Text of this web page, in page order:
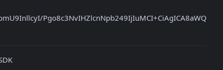
Pgo8c3NvIHZlcnNpb249IjIuMCI+CiAgICA8aWQ